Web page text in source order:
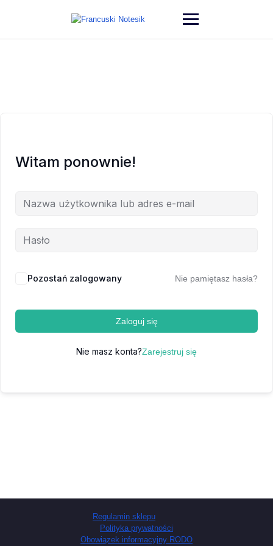
Witam ponownie!
Pozostań zalogowany Nie pamiętasz hasła?
Zaloguj się
Nie masz konta?Zarejestruj się
Regulamin sklepu
Polityka prywatności
Obowiązek informacyjny RODO